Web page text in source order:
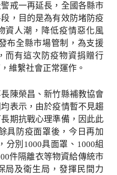
戒一再延長，全國各縣市
，目的是為有效防堵防疫
資人潮，降低疫情惡化風
布全縣市場管制，為支援
而有這次防疫物資捐贈行
維繫社會正常運作。
陳榮昌、新竹縣補教協會
表示，由於疫情暫不見趨
期抗戰心理準備，因此此
具防疫面罩後，今日再加
分別1000具面罩、1000組
件隔離衣等物資給傳統市
局及衛生局，發揮民間力